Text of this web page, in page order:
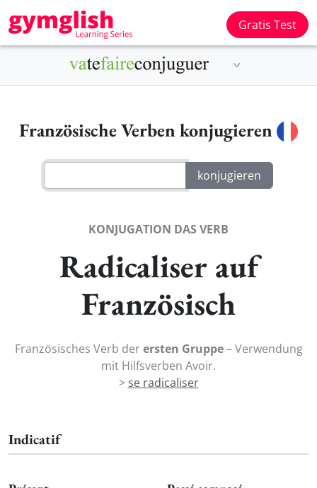
Gratis Test
Französische Verben konjugieren
KONJUGATION DAS VERB
Radicaliser auf
Französisch
Französisches Verb derersten Gruppe– Verwendung
mit Hilfsverben Avoir.
> se radicaliser
Indicatif